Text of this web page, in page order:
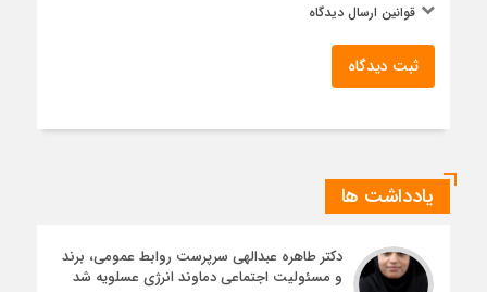
قوانین ارسال دیدگاه
ثبت دیدگاه
یادداشت ها
دکتر طاهره عبدالهی سرپرست روابط عمومی، برند
و مسئولیت اجتماعی دماوند انرژی عسلویه شد